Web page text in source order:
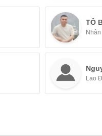
TÔ
Lao